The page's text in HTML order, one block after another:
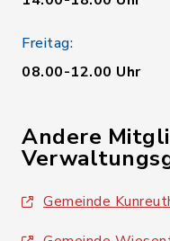
Freitag:
08.00-12.00 Uhr
Andere
Gemeinde